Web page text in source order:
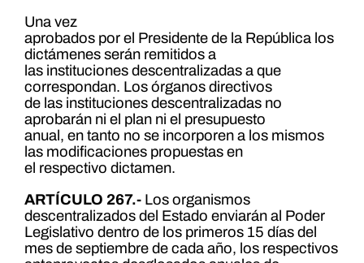
Una vez
aprobados por el Presidente de la República los
dictámenes serán remitidos a
las instituciones descentralizadas a que
correspondan. Los órganos directivos
de las instituciones descentralizadas no
aprobarán ni el plan ni el presupuesto
anual, en tanto no se incorporen a los mismos
las modificaciones propuestas en
el respectivo dictamen.
ARTÍCULO 267.-Los organismos
descentralizados del Estado enviarán al Poder
Legislativo dentro de los primeros 15 días del
mes de septiembre de cada año, los respectivos